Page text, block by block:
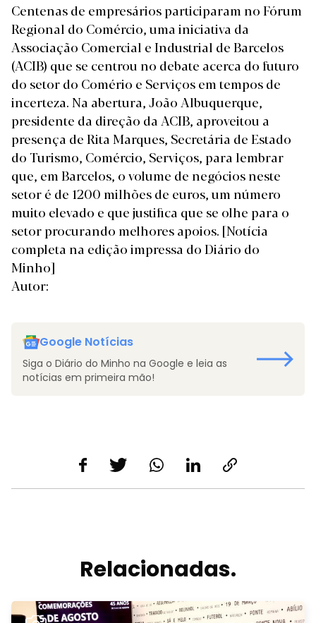
Centenas de empresários participaram no Fórum
Regional do Comércio, uma iniciativa da
Associação Comercial e Industrial de Barcelos
(ACIB) que se centrou no debate acerca do futuro
do setor do Comério e Serviços em tempos de
incerteza. Na abertura, João Albuquerque,
presidente da direção da ACIB, aproveitou a
presença de Rita Marques, Secretária de Estado
do Turismo, Comércio, Serviços, para lembrar
que, em Barcelos, o volume de negócios neste
setor é de 1200 milhões de euros, um número
muito elevado e que justifica que se olhe para o
setor procurando melhores apoios. [Notícia
completa na edição impressa do Diário do
Minho]
Autor:
Google Notícias
Siga o Diário do Minho na Google e leia as
notícias em primeira mão!
Relacionadas.